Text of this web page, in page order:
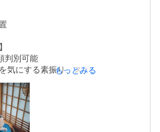
ガタガタ動いていて壊れないか心
らいで壊れないよ、という証明で
ックス取付なしでキレイに付けて
判別可能
気にする素振り、スグに慣れ警戒
マーキングして行きます
来ます
のに何をしに来るのか不明
もっとみる